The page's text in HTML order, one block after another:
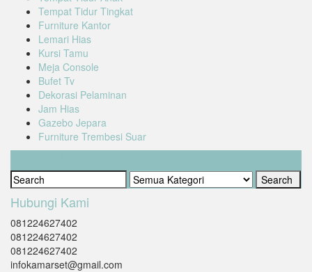
Tempat Tidur Tingkat
Furniture Kantor
Lemari Hias
Kursi Tamu
Meja Console
Bufet Tv
Dekorasi Pelaminan
Jam Hias
Gazebo Jepara
Furniture Trembesi Suar
Cari Produk
Hubungi Kami
081224627402
081224627402
081224627402
infokamarset@gmail.com